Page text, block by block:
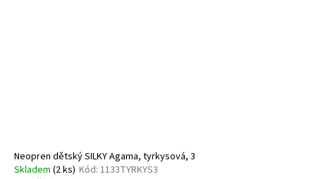
Neopren dětský SILKY Agama, tyrkysová, 3
Skladem (2 ks) Kód: 1133TYRKYS3